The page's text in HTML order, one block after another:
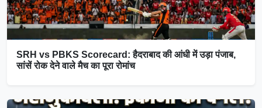
SRH vs PBKS Scorecard: हैदराबाद की आंधी में उड़ा पंजाब,
सांसें रोक देने वाले मैच का पूरा रोमांच